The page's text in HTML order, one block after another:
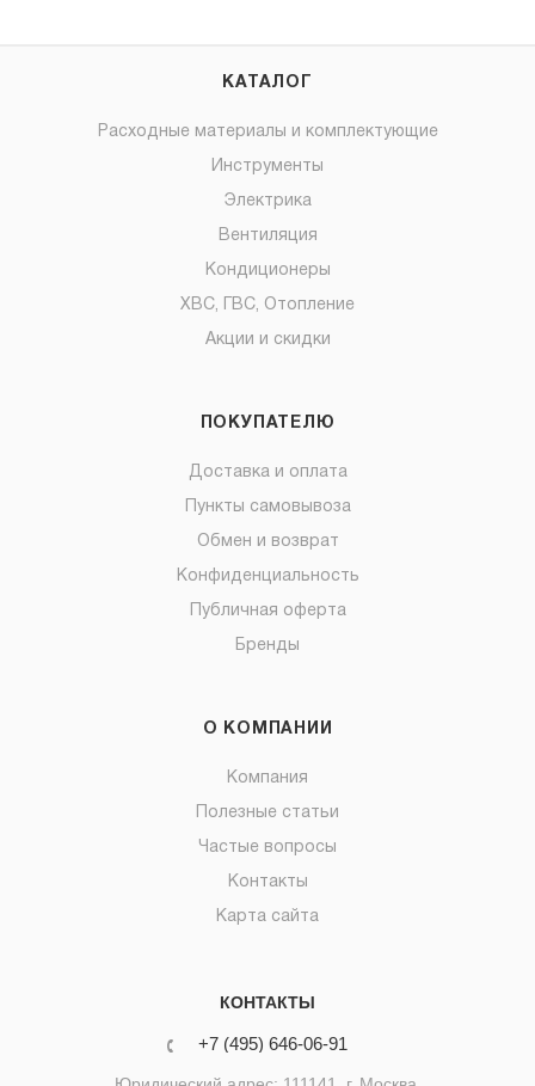
КАТАЛОГ
Расходные материалы и комплектующие
Инструменты
Электрика
Вентиляция
Кондиционеры
ХВС, ГВС, Отопление
Акции и скидки
ПОКУПАТЕЛЮ
Доставка и оплата
Пункты самовывоза
Обмен и возврат
Конфиденциальность
Публичная оферта
Бренды
О КОМПАНИИ
Компания
Полезные статьи
Частые вопросы
Контакты
Карта сайта
КОНТАКТЫ
+7 (495) 646-06-91